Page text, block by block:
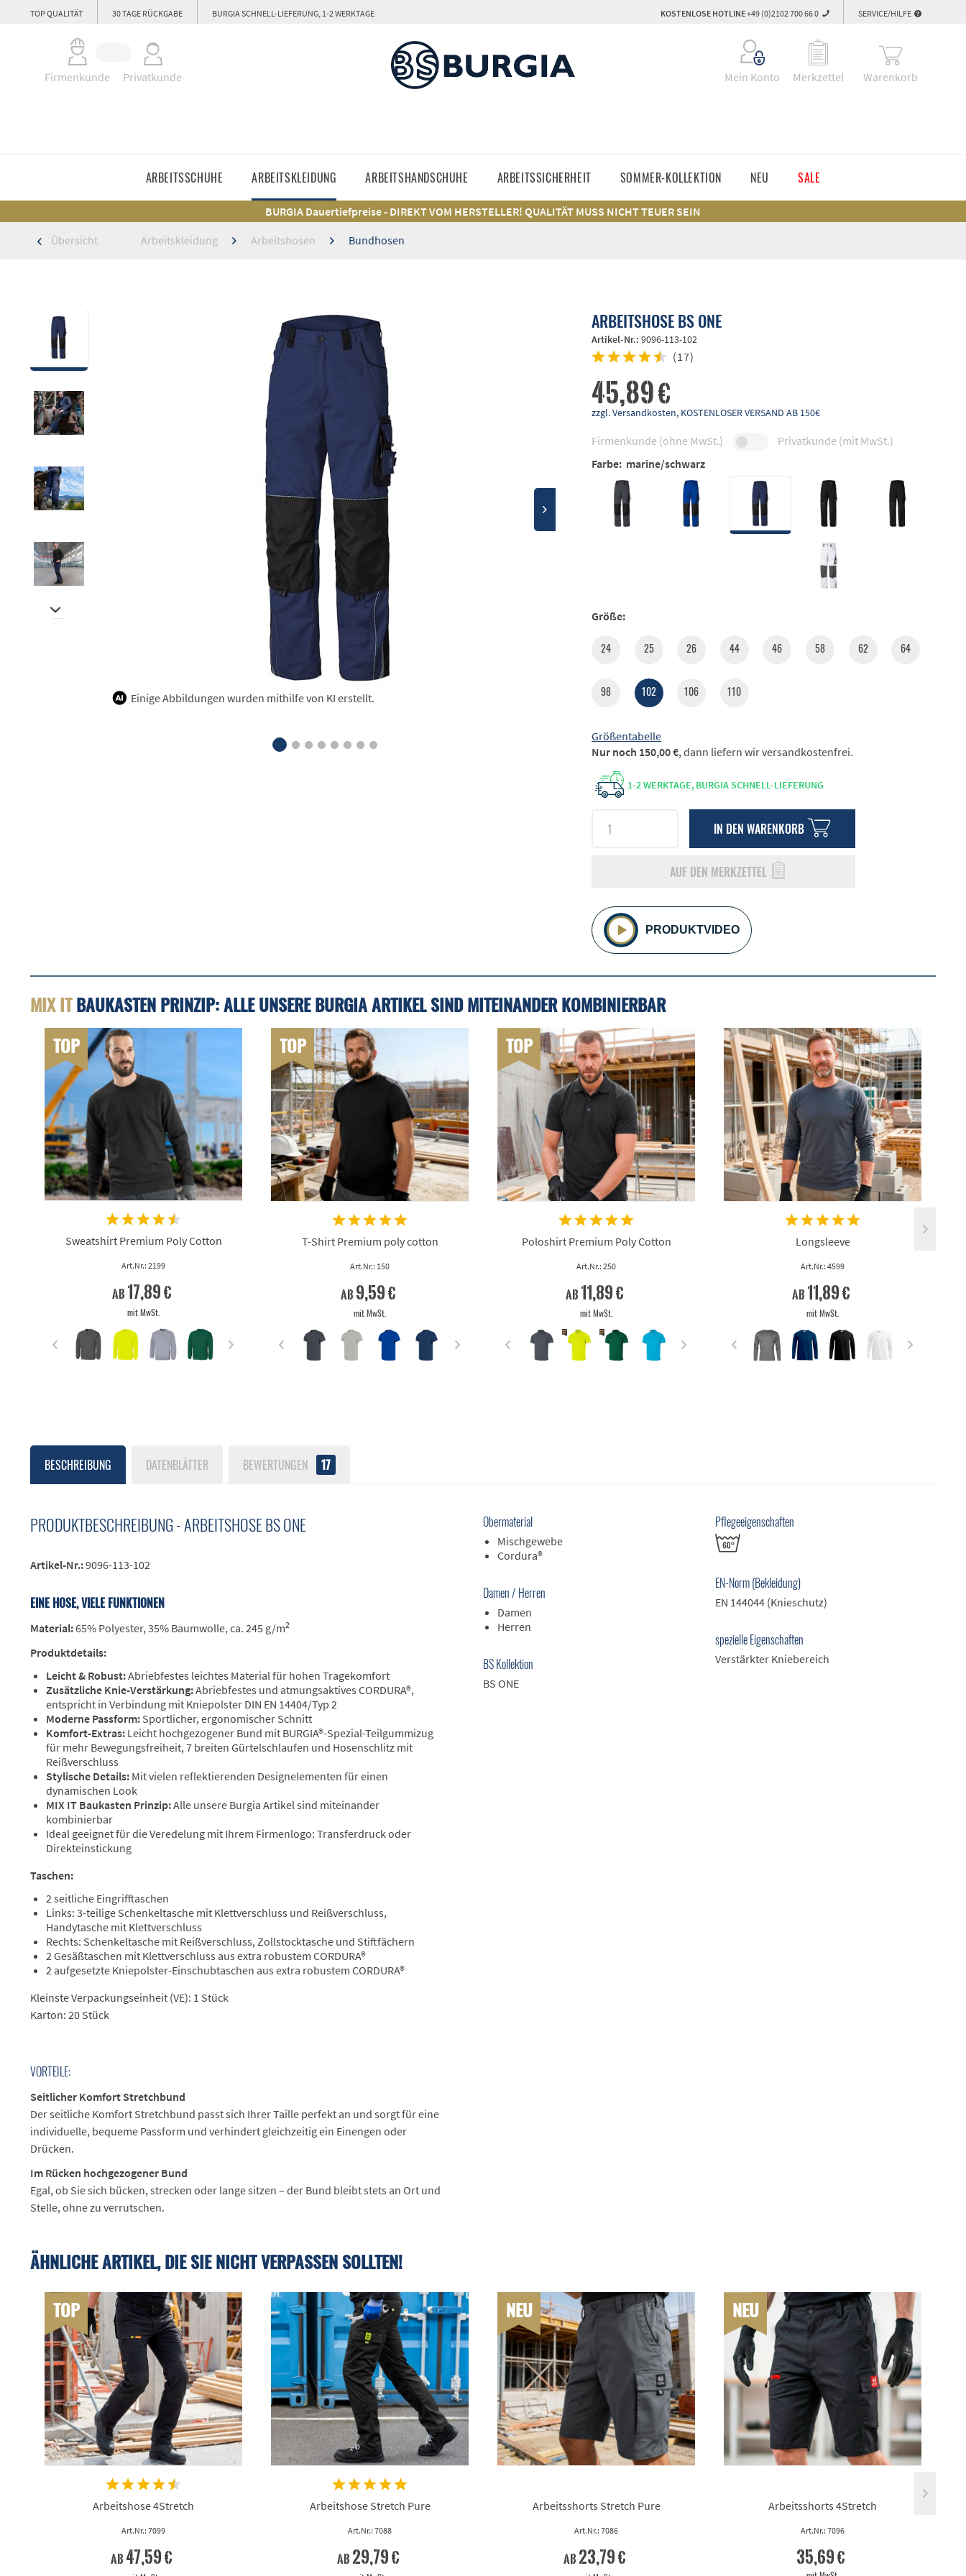
TOP QUALITÄT 30 TAGE RÜCKGABE BURGIA SCHNELL-LIEFERUNG, 1-2 WERKTAGE SERVICE/HILFE
KOSTENLOSE HOTLINE+49 (0)2102 700 66 0
Firmenkunde Privatkunde Mein Konto Merkzettel Warenkorb
ARBEITSSCHUHE ARBEITSKLEIDUNG ARBEITSHANDSCHUHE ARBEITSSICHERHEIT SOMMER-KOLLEKTION NEU SALE
BURGIA Dauertiefpreise - DIREKT VOM HERSTELLER! QUALITÄT MUSS NICHT TEUER SEIN
Übersicht
Arbeitskleidung Arbeitshosen Bundhosen
Einige Abbildungen wurden mithilfe von KI erstellt.
ARBEITSHOSE BS ONE
Artikel-Nr.:9096-113-102
(17)
45,89 €
zzgl. Versandkosten, KOSTENLOSER VERSAND AB 150€
Firmenkunde (ohne MwSt.)
Privatkunde (mit MwSt.)
Farbe: marine/schwarz
Größe:
24 25 26 44 46 58 62 64
98 102 106 110
Größentabelle
1-2 WERKTAGE,BURGIA SCHNELL-LIEFERUNG
IN DEN WARENKORB
AUF DEN MERKZETTEL
PRODUKTVIDEO
Nur noch 150,00 €, dann liefern wir versandkostenfrei.
MIX ITBAUKASTEN PRINZIP: ALLE UNSERE BURGIA ARTIKEL SIND MITEINANDER KOMBINIERBAR
TOP
Sweatshirt Premium Poly Cotton
Art.Nr.: 2199
ab 17,89 €
mit MwSt.
TOP
T-Shirt Premium poly cotton
Art.Nr.: 150
ab 9,59 €
mit MwSt.
TOP
Poloshirt Premium Poly Cotton
Art.Nr.: 250
ab 11,89 €
mit MwSt.
Longsleeve
Art.Nr.: 4599
ab 11,89 €
mit MwSt.
BESCHREIBUNG DATENBLÄTTER BEWERTUNGEN 17
PRODUKTBESCHREIBUNG - ARBEITSHOSE BS ONE
Artikel-Nr.:9096-113-102
EINE HOSE, VIELE FUNKTIONEN
Material:65% Polyester, 35% Baumwolle, ca. 245 g/m2
Produktdetails:
Leicht & Robust:Abriebfestes leichtes Material für hohen Tragekomfort
Zusätzliche Knie-Verstärkung:Abriebfestes und atmungsaktives CORDURA®,
entspricht in Verbindung mit Kniepolster DIN EN 14404/Typ 2
Moderne Passform: Sportlicher, ergonomischer Schnitt
Komfort-Extras: Leicht hochgezogener Bund mit BURGIA®-Spezial-Teilgummizug
für mehr Bewegungsfreiheit, 7 breiten Gürtelschlaufen und Hosenschlitz mit
Reißverschluss
Stylische Details: Mit vielen reflektierenden Designelementen für einen
dynamischen Look
MIX IT Baukasten Prinzip:Alle unsere Burgia Artikel sind miteinander
kombinierbar
Ideal geeignet für die Veredelung mit Ihrem Firmenlogo: Transferdruck oder
Direkteinstickung
Taschen:
2 seitliche Eingrifftaschen
Links: 3-teilige Schenkeltasche mit Klettverschluss und Reißverschluss,
Handytasche mit Klettverschluss
Rechts: Schenkeltasche mit Reißverschluss, Zollstocktasche und Stiftfächern
2 Gesäßtaschen mit Klettverschluss aus extra robustem CORDURA®
2 aufgesetzte Kniepolster-Einschubtaschen aus extra robustem CORDURA®
Kleinste Verpackungseinheit (VE): 1 Stück
Karton: 20 Stück
VORTEILE:
Seitlicher Komfort Stretchbund
Der seitliche Komfort Stretchbund passt sich Ihrer Taille perfekt an und sorgt für eine
individuelle, bequeme Passform und verhindert gleichzeitig ein Einengen oder
Drücken.
Im Rücken hochgezogener Bund
Egal, ob Sie sich bücken, strecken oder lange sitzen – der Bund bleibt stets an Ort und
Stelle, ohne zu verrutschen.
Obermaterial
Mischgewebe
Cordura®
Damen / Herren
Damen
Herren
BS Kollektion
BS ONE
Pflegeeigenschaften
EN-Norm (Bekleidung)
EN 144044 (Knieschutz)
spezielle Eigenschaften
Verstärkter Kniebereich
ÄHNLICHE ARTIKEL, DIE SIE NICHT VERPASSEN SOLLTEN!
TOP
Arbeitshose 4Stretch
Art.Nr.: 7099
ab 47,59 €
Arbeitshose Stretch Pure
Art.Nr.: 7088
ab 29,79 €
NEU
Arbeitsshorts Stretch Pure
Art.Nr.: 7086
ab 23,79 €
NEU
Arbeitsshorts 4Stretch
Art.Nr.: 7096
35,69 €